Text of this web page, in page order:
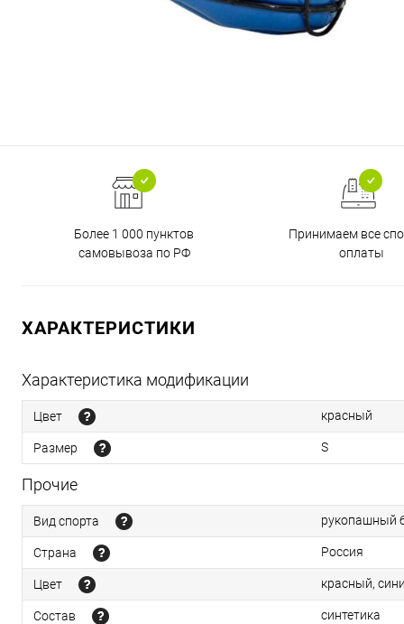
Более 1 000 пунктов
самовывоза по РФ
Принимаем все
оплаты
ХАРАКТЕРИСТИКИ
Характеристика модификации
Цвет красный
Размер S
Прочие
Вид спорта рукопашный
Страна Россия
Цвет красный,
Состав синтетика